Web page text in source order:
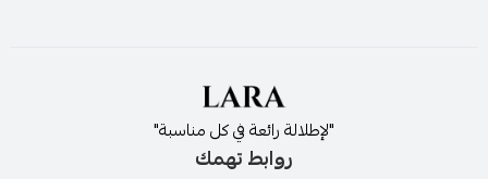
"لإطلالة رائعة في كل مناسبة"
روابط تهمك